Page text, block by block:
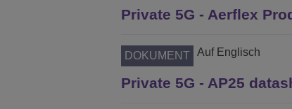
Private 5G - Aerflex
DOKUMENT Auf Englisch
Private 5G - AP25